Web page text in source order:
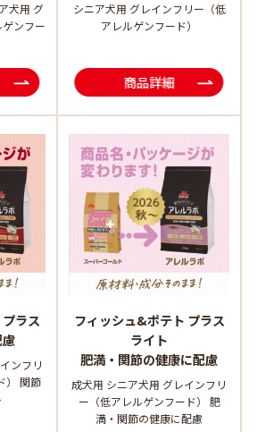
犬用 グ
ンフー
シニア犬用 グレインフリー（低
アレルゲンフード）
商品詳細
ラス
ンフリ
） 関節
フィッシュ&ポテト プラス
ライト
肥満・関節の健康に配慮
成犬用 シニア犬用 グレインフリ
ー（低アレルゲンフード） 肥
満・関節の健康に配慮